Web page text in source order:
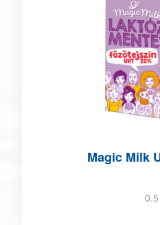
Magic Milk